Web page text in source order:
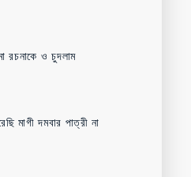
রচনাকে ও চুদলাম
মাগী দমবার পাত্রী না